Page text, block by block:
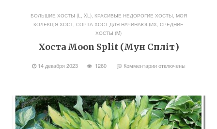
БОЛЬШИЕ ХОСТЫ (L, XL), КРАСИВЫЕ НЕДОРОГИЕ ХОСТЫ, МОЯ
КОЛЕКЦІЯ ХОСТ, СОРТА ХОСТ ДЛЯ НАЧИНАЮЩИХ, СРЕДНИЕ
ХОСТЫ (M)
Хоста Moon Split (Мун Спліт)
14 декабря 2023 1260 Комментарииотключены